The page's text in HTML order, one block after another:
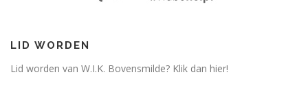
LID WORDEN
Lid worden van W.I.K. Bovensmilde? Klik dan hier!